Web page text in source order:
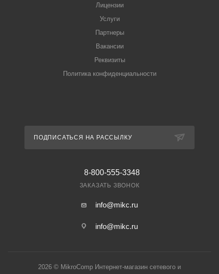
Лицензии
Услуги
Партнеры
Вакансии
Реквизиты
Политика конфиденциальности
ПОДПИСАТЬСЯ НА РАССЫЛКУ
8-800-555-3348
ЗАКАЗАТЬ ЗВОНОК
info@mikc.ru
info@mikc.ru
2026 © MikroComp Интернет-магазин сетевого и